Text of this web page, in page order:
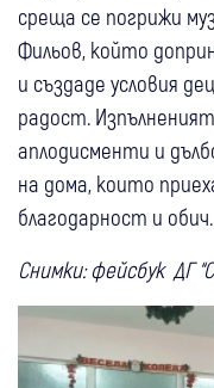
среща се погрижи
Фильов, който
и създаде условия
радост.
аплодисменти и
на дома, които
благодарност и обич.
Снимки: фейсбук ДГ